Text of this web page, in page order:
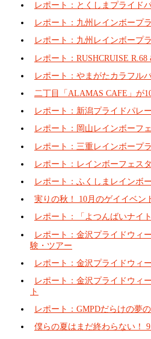
レポート：とくしまプライド
レポート：九州レインボープラ
レポート：九州レインボープラ
レポート：RUSHCRUISE
レポート：やまがたカラフル
二丁目「ALAMAS CAFE」が
レポート：新潟プライドパレ
レポート：岡山レインボーフ
レポート：三重レインボープ
レポート：レインボーフェスタ
レポート：ふくしまレインボ
実りの秋！ 10月のゲイイベン
レポート：「よつんばいナイ
レポート：金沢プライドウィ
験・ツアー
レポート：金沢プライドウィ
レポート：金沢プライドウィ
ト
レポート：GMPDだらけの夢
僕らの夏はまだ終わらない！